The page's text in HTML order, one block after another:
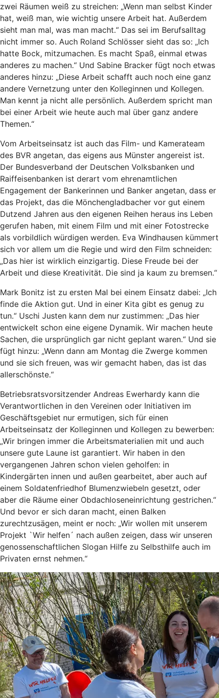
zwei Räumen weiß zu streichen: „Wenn man selbst Kinder
hat, weiß man, wie wichtig unsere Arbeit hat. Außerdem
sieht man mal, was man macht.“ Das sei im Berufsalltag
nicht immer so. Auch Roland Schlösser sieht das so: „Ich
hatte Bock, mitzumachen. Es macht Spaß, einmal etwas
anderes zu machen.“ Und Sabine Bracker fügt noch etwas
anderes hinzu: „Diese Arbeit schafft auch noch eine ganz
andere Vernetzung unter den Kolleginnen und Kollegen.
Man kennt ja nicht alle persönlich. Außerdem spricht man
bei einer Arbeit wie heute auch mal über ganz andere
Themen.“
Vom Arbeitseinsatz ist auch das Film- und Kamerateam
des BVR angetan, das eigens aus Münster angereist ist.
Der Bundesverband der Deutschen Volksbanken und
Raiffeisenbanken ist derart vom ehrenamtlichen
Engagement der Bankerinnen und Banker angetan, dass er
das Projekt, das die Mönchengladbacher vor gut einem
Dutzend Jahren aus den eigenen Reihen heraus ins Leben
gerufen haben, mit einem Film und mit einer Fotostrecke
als vorbildlich würdigen werden. Eva Windhausen kümmert
sich vor allem um die Regie und wird den Film schneiden:
„Das hier ist wirklich einzigartig. Diese Freude bei der
Arbeit und diese Kreativität. Die sind ja kaum zu bremsen.“
Mark Bonitz ist zu ersten Mal bei einem Einsatz dabei: „Ich
finde die Aktion gut. Und in einer Kita gibt es genug zu
tun.“ Uschi Justen kann dem nur zustimmen: „Das hier
entwickelt schon eine eigene Dynamik. Wir machen heute
Sachen, die ursprünglich gar nicht geplant waren.“ Und sie
fügt hinzu: „Wenn dann am Montag die Zwerge kommen
und sie sich freuen, was wir gemacht haben, das ist das
allerschönste.“
Betriebsratsvorsitzender Andreas Ewerhardy kann die
Verantwortlichen in den Vereinen oder Initiativen im
Geschäftsgebiet nur ermutigen, sich für einen
Arbeitseinsatz der Kolleginnen und Kollegen zu bewerben:
„Wir bringen immer die Arbeitsmaterialien mit und auch
unsere gute Laune ist garantiert. Wir haben in den
vergangenen Jahren schon vielen geholfen: in
Kindergärten innen und außen gearbeitet, aber auch auf
einem Soldatenfriedhof Blumenzwiebeln gesetzt, oder
aber die Räume einer Obdachloseneinrichtung gestrichen.“
Und bevor er sich daran macht, einen Balken
zurechtzusägen, meint er noch: „Wir wollen mit unserem
Projekt `Wir helfen´ nach außen zeigen, dass wir unseren
genossenschaftlichen Slogan Hilfe zu Selbsthilfe auch im
Privaten ernst nehmen.“